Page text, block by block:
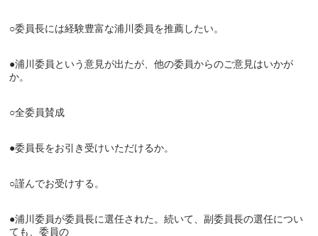
○委員長には経験豊富な浦川委員を推薦したい。
●浦川委員という意見が出たが、他の委員からのご意見はいかが
か。
○全委員賛成
●委員長をお引き受けいただけるか。
○謹んでお受けする。
●浦川委員が委員長に選任された。続いて、副委員長の選任につい
ても、委員の